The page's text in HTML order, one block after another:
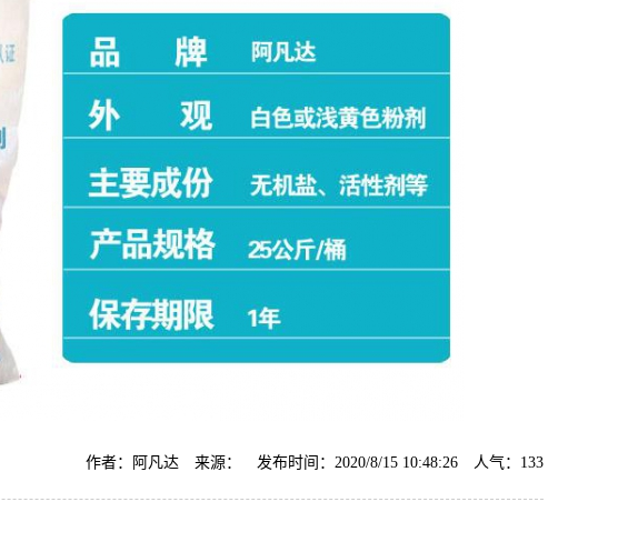
作者：阿凡达 来源： 发布时间：2020/8/15 10:48:26 人气： 133